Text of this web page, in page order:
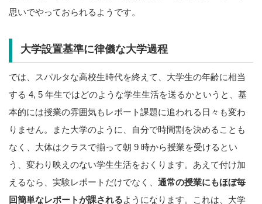
思いでやっておられるようです。
大学設置基準に律儀な大学過程
では、スパルタな高校生時代を終えて、大学生の年齢に相当
する 4, 5 年生ではどのような学生生活を送るかというと、基
本的には授業の雰囲気もレポート課題に追われる日々も変わ
りません。また大学のように、自分で時間割を決めることも
なく、大体はクラスで揃って朝 9 時から授業を受けるとい
う、変わり映えのない学生生活をおくります。あえて付け加
えるなら、実験レポートだけでなく、 通常の授業にもほぼ毎
回簡単なレポートが課されるようになります。これは、大学